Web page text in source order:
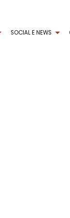
SOCIAL E NEWS